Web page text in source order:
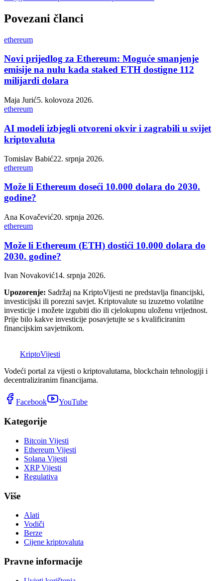
Povezani članci
ethereum
Novi prijedlog za Ethereum: Moguće smanjenje
emisije na nulu kada staked ETH dostigne 112
milijardi dolara
Maja Jurić5. kolovoza 2026.
ethereum
AI modeli izbjegli otvoreni okvir i zagrabili u svijet
kriptovaluta
Tomislav Babić22. srpnja 2026.
ethereum
Može li Ethereum doseći 10.000 dolara do 2030.
godine?
Ana Kovačević20. srpnja 2026.
ethereum
Može li Ethereum (ETH) dostići 10.000 dolara do
2030. godine?
Ivan Novaković14. srpnja 2026.
Upozorenje: Sadržaj na KriptoVijesti ne predstavlja financijski,
investicijski ili porezni savjet. Kriptovalute su izuzetno volatilne
investicije i možete izgubiti dio ili cjelokupnu uloženu vrijednost.
Prije bilo kakve investicije posavjetujte se s kvalificiranim
financijskim savjetnikom.
KriptoVijesti
Vodeći portal za vijesti o kriptovalutama, blockchain tehnologiji i
decentraliziranim financijama.
Facebook YouTube
Kategorije
Bitcoin Vijesti
Ethereum Vijesti
Solana Vijesti
XRP Vijesti
Regulativa
Više
Alati
Vodiči
Berze
Cijene kriptovaluta
Pravne informacije